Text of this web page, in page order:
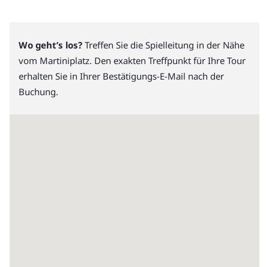
Wo geht’s los? Treffen Sie die Spielleitung in der Nähe
vom Martiniplatz. Den exakten Treffpunkt für Ihre Tour
erhalten Sie in Ihrer Bestätigungs-E-Mail nach der
Buchung.